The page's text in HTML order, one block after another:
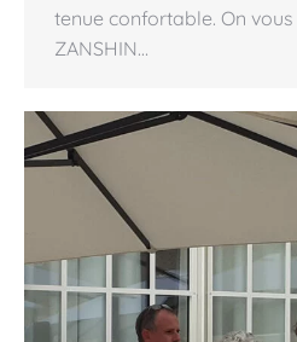
tenue confortable. On
ZANSHIN…